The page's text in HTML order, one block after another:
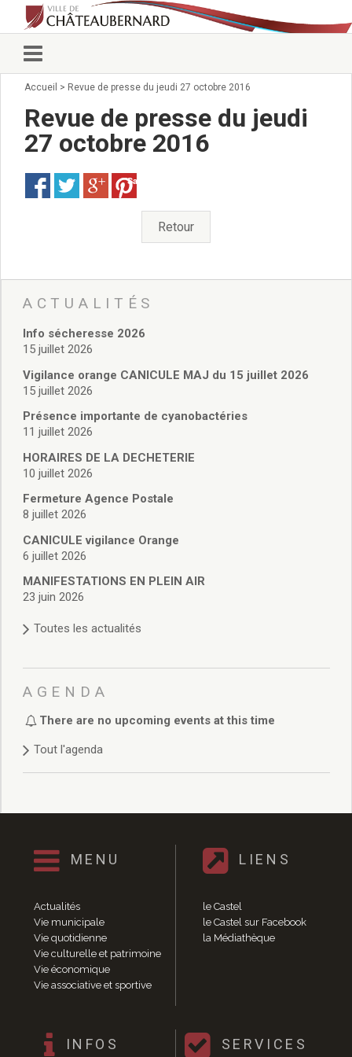
Vie municipale
Conseillers municipaux
Commissions 2026
Arrêtés du Maire
Services municipaux
Pour venir nous voir
administratives
Services Techniques
Affaires Scolaires
Vie associative
Police Municipale/règlementation
Cimetière/réglementation funéraire
Services en ligne
Licences boissons
Cadastre
Actes d’état civil
Budget de Fonctionnement
Budget d’Investissement
Conseils municipaux
Règlement du conseil municipal
Délibérations 2025
Délibérations 2022
Délibérations 2021
Délibérations 2020
Délibérations 2019
Délibérations 2018
Délibérations 2014
Délibérations 2013
Délibérations 2011
Délibérations 2010
Délibérations 2009
Délibérations 2008
Agenda réunions publiques
Marchés publics
Vie quotidienne
Accueil > Revue de presse du jeudi 27 octobre 2016
Revue de presse du jeudi
27 octobre 2016
Save
Retour
ACTUALITÉS
Info sécheresse 2026
15 juillet 2026
Vigilance orange CANICULE MAJ du 15 juillet 2026
15 juillet 2026
Présence importante de cyanobactéries
11 juillet 2026
HORAIRES DE LA DECHETERIE
10 juillet 2026
Fermeture Agence Postale
8 juillet 2026
CANICULE vigilance Orange
6 juillet 2026
MANIFESTATIONS EN PLEIN AIR
23 juin 2026
Toutes les actualités
AGENDA
There are no upcoming events at this time
Tout l'agenda
MENU
Actualités
Vie municipale
Vie quotidienne
Vie culturelle et patrimoine
Vie économique
Vie associative et sportive
LIENS
le Castel
le Castel sur Facebook
la Médiathèque
INFOS SERVICES